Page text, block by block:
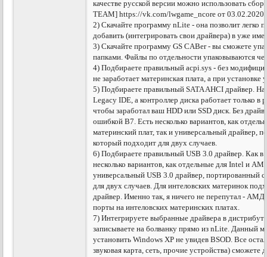
качестве русской версии можно использовать
TEAM] https://vk.com/lwgame_ncore от 03.02.2020
2) Скачайте программу nLite - она позволит легко
добавить (интегрировать свои драйвера) в уже
3) Скачайте программу GS CABer - вы сможете
папками. Файлы по отдельности упаковываются
4) Подбираете правильный acpi.sys - без
не заработает материнская плата, а при
5) Подбираете правильный SATA AHCI драйвер.
Legacy IDE, а контроллер диска работает только
чтобы заработал ваш HDD или SSD диск. Без
ошибкой В7. Есть несколько вариантов, как
материнский плат, так и универсальный драйвер,
который подходит для двух случаев.
6) Подбираете правильный USB 3.0 драйвер. Как в
несколько вариантов, как отдельные для Intel и
универсальный USB 3.0 драйвер, портированный
для двух случаев. Для интеловских материнок
драйвер. Именно так, я ничего не перепутал - АМД
порты на интеловских материнских платах.
7) Интегрируете выбранные драйвера в
записываете на болванку прямо из nLite. Данный
установить Windows XP не увидев BSOD. Все
звуковая карта, сеть, прочие устройства)